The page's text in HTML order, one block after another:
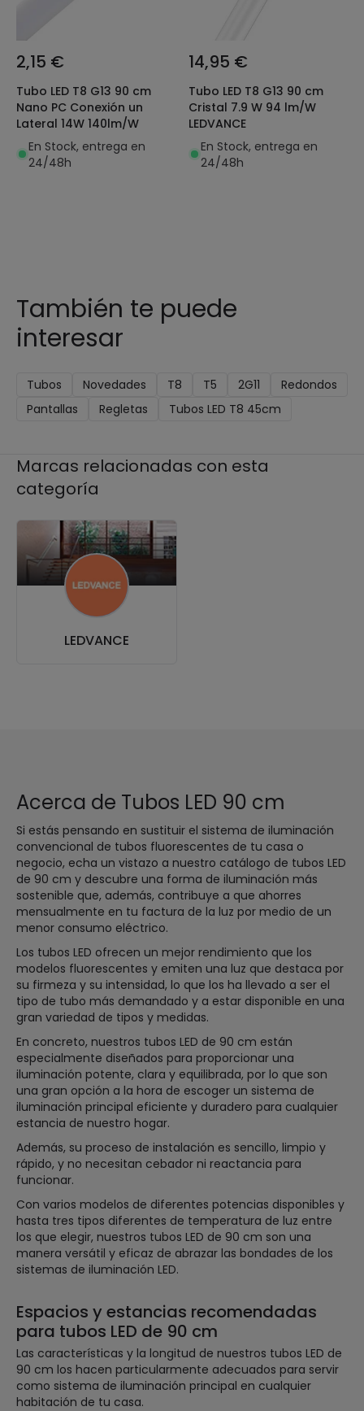
2,15 €
Tubo LED T8 G13 90 cm
Nano PC Conexión un
Lateral 14W 140lm/W
En Stock, entrega en
24/48h
14,95 €
Tubo LED T8 G13 90 cm
Cristal 7.9 W 94 lm/W
LEDVANCE
En Stock, entrega en
24/48h
También te puede
interesar
Tubos Novedades T8 T5 2G11
Redondos
Pantallas
Regletas Tubos LED T8 45cm
Marcas relacionadas con esta
categoría
LEDVANCE
Acerca de Tubos LED 90 cm
Si estás pensando en sustituir el sistema de iluminación
convencional de tubos fluorescentes de tu casa o
negocio, echa un vistazo a nuestro catálogo de tubos LED
de 90 cm y descubre una forma de iluminación más
sostenible que, además, contribuye a que ahorres
mensualmente en tu factura de la luz por medio de un
menor consumo eléctrico.
Los tubos LED ofrecen un mejor rendimiento que los
modelos fluorescentes y emiten una luz que destaca por
su firmeza y su intensidad, lo que los ha llevado a ser el
tipo de tubo más demandado y a estar disponible en una
gran variedad de tipos y medidas.
En concreto, nuestros tubos LED de 90 cm están
especialmente diseñados para proporcionar una
iluminación potente, clara y equilibrada, por lo que son
una gran opción a la hora de escoger un sistema de
iluminación principal eficiente y duradero para cualquier
estancia de nuestro hogar.
Además, su proceso de instalación es sencillo, limpio y
rápido, y no necesitan cebador ni reactancia para
funcionar.
Con varios modelos de diferentes potencias disponibles y
hasta tres tipos diferentes de temperatura de luz entre
los que elegir, nuestros tubos LED de 90 cm son una
manera versátil y eficaz de abrazar las bondades de los
sistemas de iluminación LED.
Espacios y estancias recomendadas
para tubos LED de 90 cm
Las características y la longitud de nuestros tubos LED de
90 cm los hacen particularmente adecuados para servir
como sistema de iluminación principal en cualquier
habitación de tu casa.